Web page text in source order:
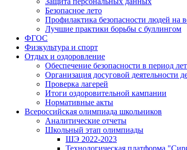
Безопасное лето
Профилактика безопасности людей на
Лучшие практики борьбы с буллингом
ФГОС
Физкультура и спорт
Отдых и оздоровление
Обеспечение безопасности в период
Организация досуговой деятельности
Проверка лагерей
Итоги оздоровительной кампании
Нормативные акты
Всероссийская олимпиада школьников
Аналитические отчеты
Школьный этап олимпиады
ШЭ 2022-2023
Технологическая платформа